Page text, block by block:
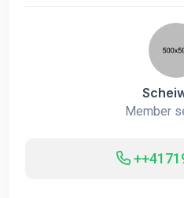
Member